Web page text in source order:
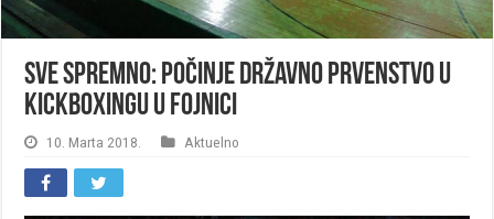
SVE SPREMNO: Počinje Državno prvenstvo u
kickboxingu u Fojnici
10. Marta 2018. Aktuelno